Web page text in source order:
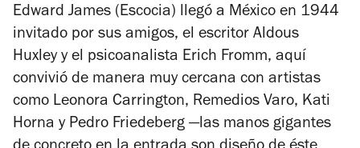
Edward James (Escocia) llegó a México en 1944
invitado por sus amigos, el escritor Aldous
Huxley y el psicoanalista Erich Fromm, aquí
convivió de manera muy cercana con artistas
como Leonora Carrington, Remedios Varo, Kati
Horna y Pedro Friedeberg —las manos gigantes